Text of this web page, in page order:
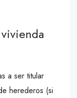
a ser titular
herederos (si